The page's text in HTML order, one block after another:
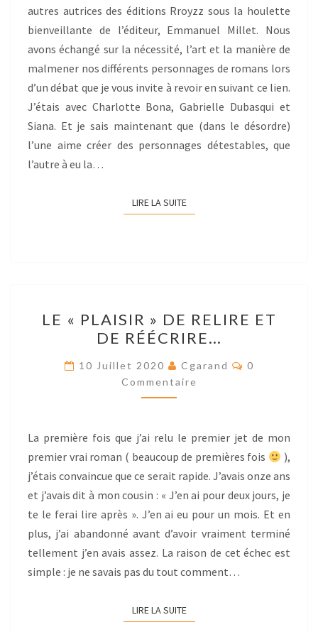
autres autrices des éditions Rroyzz sous la houlette
bienveillante de l’éditeur, Emmanuel Millet. Nous
avons échangé sur la nécessité, l’art et la manière de
malmener nos différents personnages de romans lors
d’un débat que je vous invite à revoir en suivant ce lien.
J’étais avec Charlotte Bona, Gabrielle Dubasqui et
Siana. Et je sais maintenant que (dans le désordre)
l’une aime créer des personnages détestables, que
l’autre à eu la…
LIRE LA SUITELIRE LA SUITE
« PLAISIR »
DE
RELIRE
ET
DE
LE « PLAISIR » DE RELIRE ET
DE RÉÉCRIRE…
10 Juillet 2020 Cgarand Res
0
Commentaire
La première fois que j’ai relu le premier jet de mon
premier vrai roman ( beaucoup de premières fois
),
j’étais convaincue que ce serait rapide. J’avais onze ans
et j’avais dit à mon cousin : « J’en ai pour deux jours, je
te le ferai lire après ». J’en ai eu pour un mois. Et en
plus, j’ai abandonné avant d’avoir vraiment terminé
tellement j’en avais assez. La raison de cet échec est
simple : je ne savais pas du tout comment…
LIRE LA SUITELIRE LA SUITE